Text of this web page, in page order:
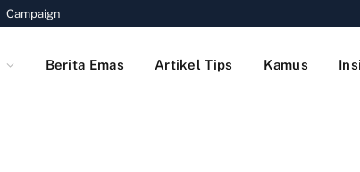
Campaign
Berita Emas Artikel Tips Kamus